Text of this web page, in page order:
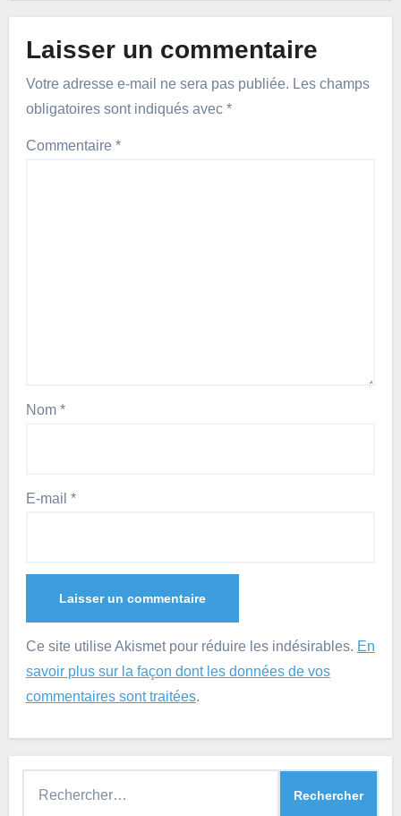
Laisser un commentaire
Votre adresse e-mail ne sera pas publiée. Les champs
obligatoires sont indiqués avec *
Commentaire *
Nom *
E-mail *
Ce site utilise Akismet pour réduire les indésirables. En
savoir plus sur la façon dont les données de vos
commentaires sont traitées.